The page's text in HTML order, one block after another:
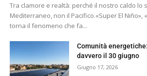
Tra clamore e realtà: perché il nostro caldo lo
Mediterraneo, non il Pacifico.«Super El Niño»,
torna il fenomeno che fa...
Comunità
davvero il 30 giugno
Giugno 17, 2026